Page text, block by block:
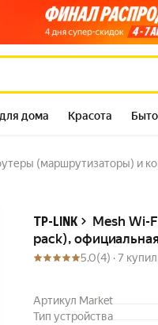
дома Красота
(маршрутизаторы) и
TP-LINK
Mesh Wi-
pack),
5.0(4) ·7
Артикул Market
Тип устройства
официальная